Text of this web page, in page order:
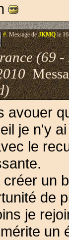
#.Message deJKMQle
(69 -
avouer
je n'y
le
créer un
de
je
un